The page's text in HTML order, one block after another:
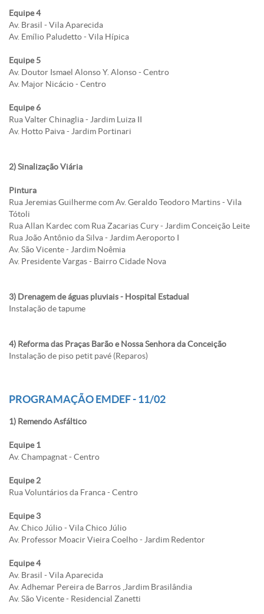
Equipe 4
Av. Brasil - Vila Aparecida
Av. Emílio Paludetto - Vila Hípica
Equipe 5
Av. Doutor Ismael Alonso Y. Alonso - Centro
Av. Major Nicácio - Centro
Equipe 6
Rua Valter Chinaglia - Jardim Luiza II
Av. Hotto Paiva - Jardim Portinari
2) Sinalização Viária
Pintura
Rua Jeremias Guilherme com Av. Geraldo Teodoro Martins - Vila
Tótoli
Rua Allan Kardec com Rua Zacarias Cury - Jardim Conceição Leite
Rua João Antônio da Silva - Jardim Aeroporto I
Av. São Vicente - Jardim Noêmia
Av. Presidente Vargas - Bairro Cidade Nova
3) Drenagem de águas pluviais - Hospital Estadual
Instalação de tapume
4) Reforma das Praças Barão e Nossa Senhora da Conceição
Instalação de piso petit pavé (Reparos)
PROGRAMAÇÃO EMDEF - 11/02
1) Remendo Asfáltico
Equipe 1
Av. Champagnat - Centro
Equipe 2
Rua Voluntários da Franca - Centro
Equipe 3
Av. Chico Júlio - Vila Chico Júlio
Av. Professor Moacir Vieira Coelho - Jardim Redentor
Equipe 4
Av. Brasil - Vila Aparecida
Av. Adhemar Pereira de Barros ,Jardim Brasilândia
Av. São Vicente - Residencial Zanetti